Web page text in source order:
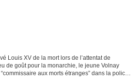
Louis XV de la mort lors de l’attentat de
de goût pour la monarchie, le jeune Volnay
aux morts étranges” dans la police